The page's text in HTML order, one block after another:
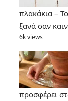
πλακάκια –
ξανά σαν
6k views
προσφέρει